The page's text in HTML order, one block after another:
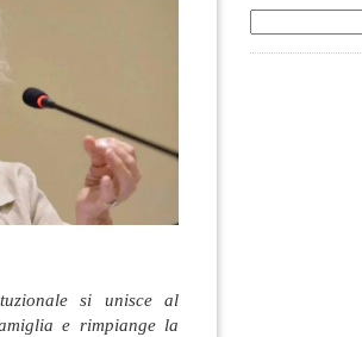
si unisce al
e rimpiange la